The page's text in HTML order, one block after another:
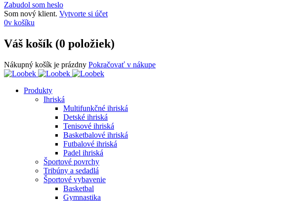
Zabudol som heslo
Som nový klient. Vytvorte si účet
0v košíku
Váš košík (0 položiek)
Nákupný košík je prázdny Pokračovať v nákupe
Produkty
Ihriská
Multifunkčné ihriská
Detské ihriská
Tenisové ihriská
Basketbalové ihriská
Futbalové ihriská
Padel ihriská
Športové povrchy
Tribúny a sedadlá
Športové vybavenie
Basketbal
Gymnastika